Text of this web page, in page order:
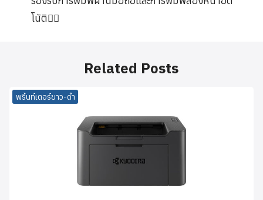
โนัติ
Related Posts
พริ้นท์เตอร์ขาว-ดำ